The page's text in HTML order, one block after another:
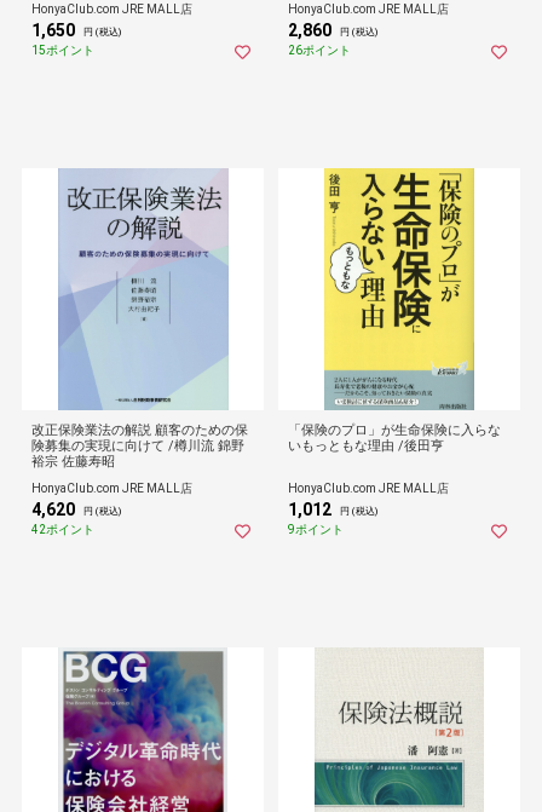
HonyaClub.com JRE MALL店
1,650 円 (税込)
15ポイント
HonyaClub.com JRE MALL店
2,860 円 (税込)
26ポイント
改正保険業法の解説 顧客のための保
険募集の実現に向けて /樽川流 錦野
裕宗 佐藤寿昭
HonyaClub.com JRE MALL店
4,620 円 (税込)
42ポイント
「保険のプロ」が生命保険に入らな
いもっともな理由 /後田亨
HonyaClub.com JRE MALL店
1,012 円 (税込)
9ポイント